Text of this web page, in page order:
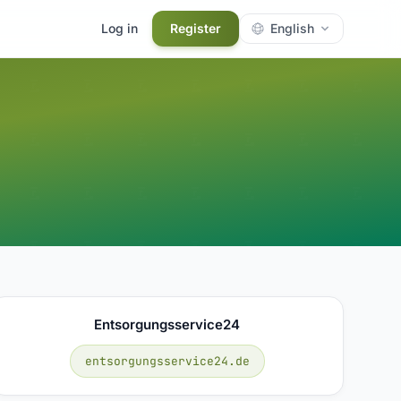
Log in Register English
Entsorgungsservice24
entsorgungsservice24.de